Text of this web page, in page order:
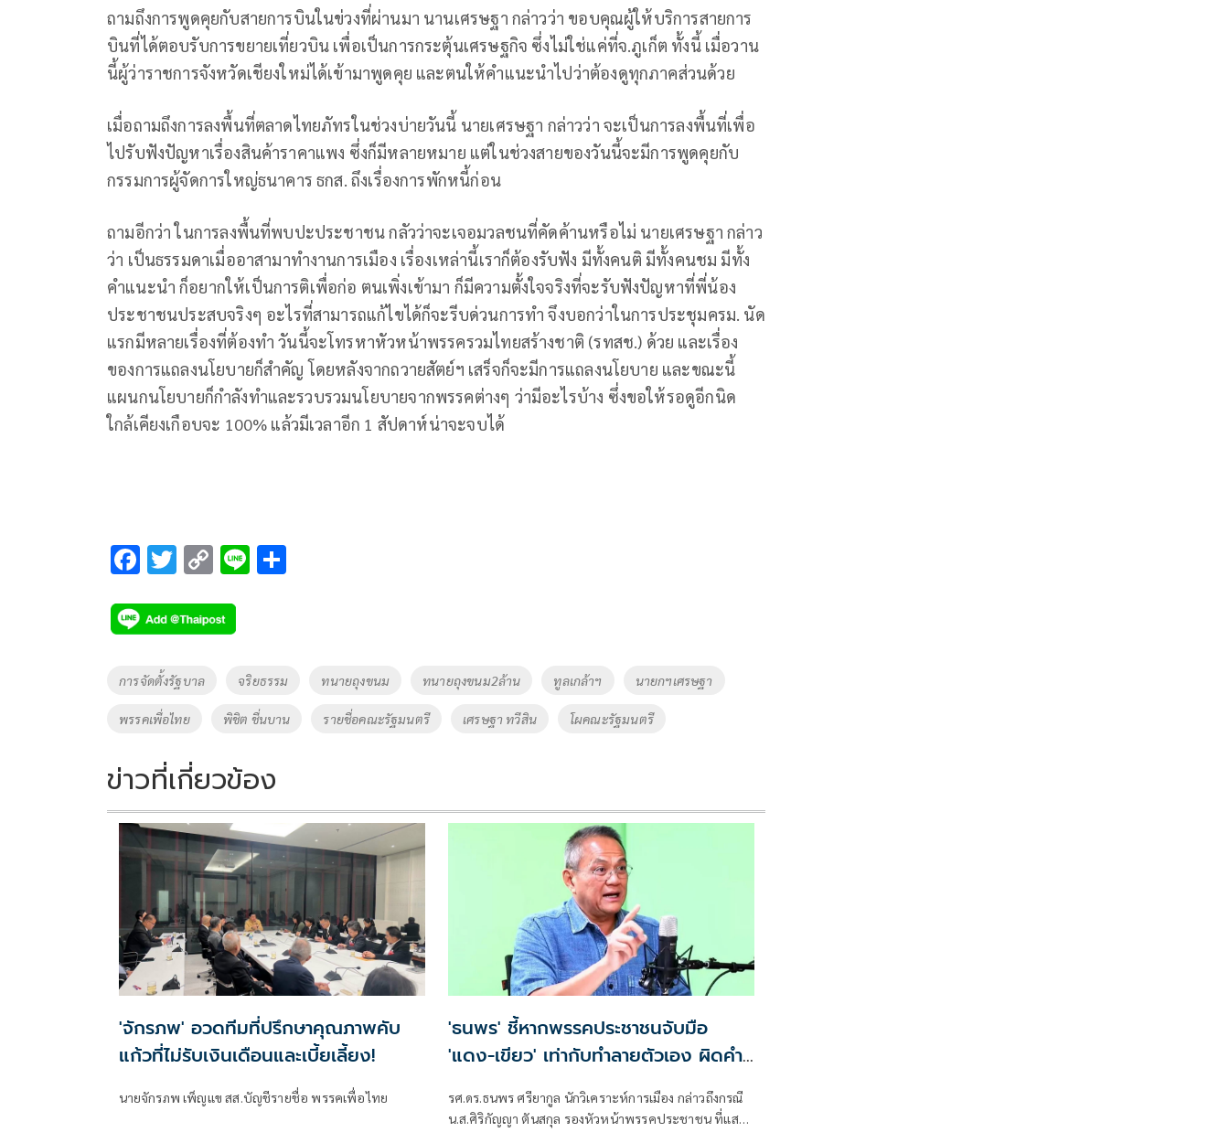
ถามถึงการพูดคุยกับสายการบินในข่วงที่ผ่านมา นานเศรษฐา กล่าวว่า ขอบคุณผู้ให้บริการสายการ
บินที่ได้ตอบรับการขยายเที่ยวบิน เพื่อเป็นการกระตุ้นเศรษฐกิจ ซึ่งไม่ใช่แค่ที่จ.ภูเก็ต ทั้งนี้ เมื่อวาน
นี้ผู้ว่าราชการจังหวัดเชียงใหม่ได้เข้ามาพูดคุย และตนให้คำแนะนำไปว่าต้องดูทุกภาคส่วนด้วย
เมื่อถามถึงการลงพื้นที่ตลาดไทยภัทรในช่วงบ่ายวันนี้ นายเศรษฐา กล่าวว่า จะเป็นการลงพื้นที่เพื่อ
ไปรับฟังปัญหาเรื่องสินค้าราคาแพง ซึ่งก็มีหลายหมาย แต่ในช่วงสายของวันนี้จะมีการพูดคุยกับ
กรรมการผู้จัดการใหญ่ธนาคาร ธกส. ถึงเรื่องการพักหนี้ก่อน
ถามอีกว่า ในการลงพื้นที่พบปะประชาชน กลัวว่าจะเจอมวลชนที่คัดค้านหรือไม่ นายเศรษฐา กล่าว
ว่า เป็นธรรมดาเมื่ออาสามาทำงานการเมือง เรื่องเหล่านี้เราก็ต้องรับฟัง มีทั้งคนติ มีทั้งคนชม มีทั้ง
คำแนะนำ ก็อยากให้เป็นการติเพื่อก่อ ตนเพิ่งเข้ามา ก็มีความตั้งใจจริงที่จะรับฟังปัญหาที่พี่น้อง
ประชาชนประสบจริงๆ อะไรที่สามารถแก้ไขได้ก็จะรีบด่วนการทำ จึงบอกว่าในการประชุมครม. นัด
แรกมีหลายเรื่องที่ต้องทำ วันนี้จะโทรหาหัวหน้าพรรครวมไทยสร้างชาติ (รทสช.) ด้วย และเรื่อง
ของการแถลงนโยบายก็สำคัญ โดยหลังจากถวายสัตย์ฯ เสร็จก็จะมีการแถลงนโยบาย และขณะนี้
แผนกนโยบายก็กำลังทำและรวบรวมนโยบายจากพรรคต่างๆ ว่ามีอะไรบ้าง ซึ่งขอให้รอดูอีกนิด
ใกล้เคียงเกือบจะ 100% แล้วมีเวลาอีก 1 สัปดาห์น่าจะจบได้
F
e
b
o
o
k
T
tt
er
C
p
y
n
k
Li
Tags
การจัดตั้งรัฐบาล จริยธรรม ทนายถุงขนม ทนายถุงขนม2ล้าน ทูลเกล้าฯ นายกฯเศรษฐา
พรรคเพื่อไทย พิชิต ชื่นบาน รายชื่อคณะรัฐมนตรี เศรษฐา ทวีสิน โผคณะรัฐมนตรี
ข่าวที่เกี่ยวข้อง
'จักรภพ' อวดทีมที่ปรึกษาคุณภาพคับ
แก้วที่ไม่รับเงินเดือนและเบี้ยเลี้ยง!
นายจักรภพ เพ็ญแข สส.บัญชีรายชื่อ พรรคเพื่อไทย
'ธนพร' ชี้หากพรรคประชาชนจับมือ
'แดง-เขียว' เท่ากับทำลายตัวเอง ผิดคำ
รศ.ดร.ธนพร ศรียากูล นักวิเคราะห์การเมือง กล่าวถึงกรณี
น.ส.ศิริกัญญา ตันสกุล รองหัวหน้าพรรคประชาชน ที่แสดง